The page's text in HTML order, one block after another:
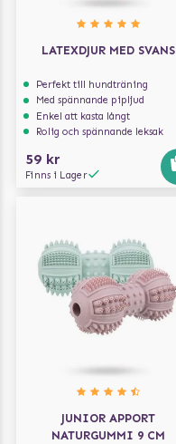
LATEXDJUR MED SVANS
Perfekt till hundträning
Med spännande pipljud
Enkel att kasta långt
Rolig och spännande leksak
59 kr
Finns i Lager
JUNIOR APPORT
NATURGUMMI 9 CM